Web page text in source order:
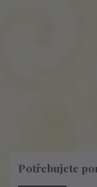
Potřebujete